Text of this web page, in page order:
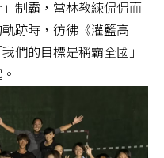
制霸，當林教練侃侃而
跡時，彷彿《灌籃高
們的目標是稱霸全國」